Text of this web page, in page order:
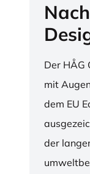
Der HÅG
mit
dem EU
der